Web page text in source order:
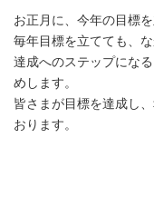
お正月に、今年の目標
毎年目標を立てても、
達成へのステップにな
めします。
皆さまが目標を達成し
おります。